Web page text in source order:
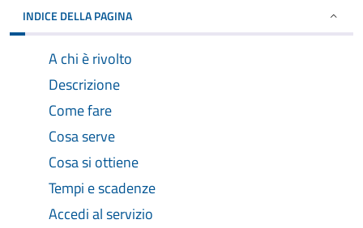
INDICE DELLA PAGINA
A chi è rivolto
Descrizione
Come fare
Cosa serve
Cosa si ottiene
Tempi e scadenze
Accedi al servizio